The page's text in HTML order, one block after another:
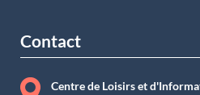
Contact
Centre de Loisirs et